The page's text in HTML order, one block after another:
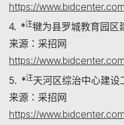
https://
4. *注犍为县罗城教育园区
来源：采招网
https://
5. *注天河区综治中心建设
来源：采招网
https://